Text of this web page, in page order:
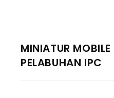
MINIATUR MOBILE
PELABUHAN IPC